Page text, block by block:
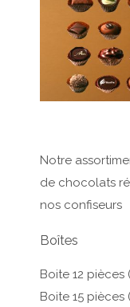
Notre
de chocolats
nos confiseurs
Boîtes
Boite 12 pièces
Boite 15 pièces